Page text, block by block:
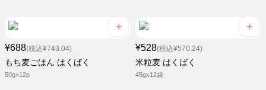
¥688(税込¥743.04)
もち麦ごはん はくばく
50g×12p
¥528(税込¥570.24)
米粒麦 はくばく
45gx12袋